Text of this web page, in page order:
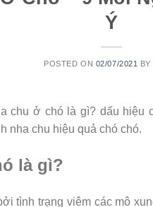
Ý
POSTED ON 02/07/2021 BY
chu ở chó là gì? dấu hiệu
nha chu hiệu quả chó chó.
là gì?
tình trạng viêm các mô